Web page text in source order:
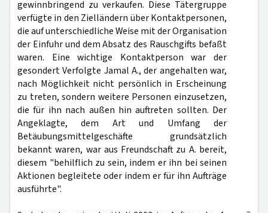
gewinnbringend zu verkaufen. Diese Tätergruppe
verfügte in den Zielländern über Kontaktpersonen,
die auf unterschiedliche Weise mit der Organisation
der Einfuhr und dem Absatz des Rauschgifts befaßt
waren. Eine wichtige Kontaktperson war der
gesondert Verfolgte Jamal A., der angehalten war,
nach Möglichkeit nicht persönlich in Erscheinung
zu treten, sondern weitere Personen einzusetzen,
die für ihn nach außen hin auftreten sollten. Der
Angeklagte, dem Art und Umfang der
Betäubungsmittelgeschäfte grundsätzlich
bekannt waren, war aus Freundschaft zu A. bereit,
diesem "behilflich zu sein, indem er ihn bei seinen
Aktionen begleitete oder indem er für ihn Aufträge
ausführte".